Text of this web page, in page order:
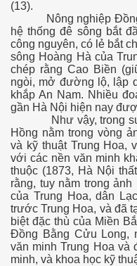
(13).
Nông nghiệp Đồng
hệ thống đê sông bắt
công nguyên, có lẻ bắt
sông Hoàng Hà của
chép rằng Cao Biền
ngòi, mở đường lộ, lập
khắp An Nam. Nhiều
gần Hà Nội hiện nay
Như vậy, trong suốt
Hồng nằm trong vòng
và kỹ thuật Trung Hoa,
với các nền văn minh
thuộc (1873, Hà Nội
rằng, tuy nằm trong
của Trung Hoa, dân
trước Trung Hoa, và đã
biệt đặc thù của Miền
Đồng Bằng Cửu Long,
văn minh Trung Hoa và
minh, và khoa học kỹ